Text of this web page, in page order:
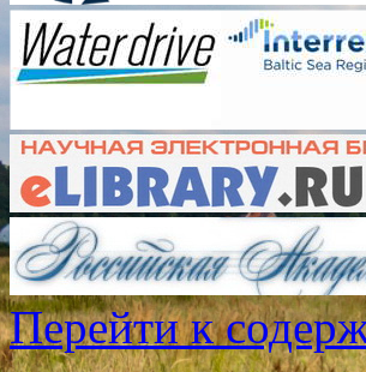
Перейти к